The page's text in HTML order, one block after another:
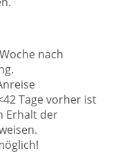
nach
Tage vorher ist
Erhalt der